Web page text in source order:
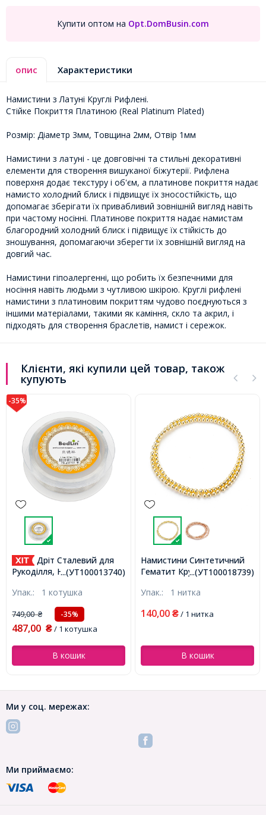
Купити оптом на Opt.DomBusin.com
опис Характеристики
Намистини з Латуні Круглі Рифлені.
Стійке Покриття Платиною (Real Platinum Plated)
Розмір: Діаметр 3мм, Товщина 2мм, Отвір 1мм
Намистини з латуні - це довговічні та стильні декоративні
елементи для створення вишуканої біжутерії. Рифлена
поверхня додає текстуру і об'єм, а платинове покриття надає
намисто холодний блиск і підвищує їх зносостійкість, що
допомагає зберігати їх привабливий зовнішній вигляд навіть
при частому носінні. Платинове покриття надає намистам
благородний холодний блиск і підвищує їх стійкість до
зношування, допомагаючи зберегти їх зовнішній вигляд на
довгий час.
Намистини гіпоалергенні, що робить їх безпечними для
носіння навіть людьми з чутливою шкірою. Круглі рифлені
намистини з платиновим покриттям чудово поєднуються з
іншими матеріалами, такими як каміння, скло та акрил, і
підходять для створення браслетів, намист і сережок.
Клієнти, які купили цей товар, також
купують
-35%
...(УТ100013740)
Дріт Сталевий для
Рукоділля, Нержавіюча
800м/котушка,
(УТ100013740)
Упак.: 1 котушка
749,00₴ -35%
487,00 ₴/ 1 котушка
В кошик
...(УТ100018739)
Намистини Синтетичний
Гематит Круглі Гальваніка,
близько 124шт/38см/нитка,
Упак.: 1 нитка
140,00 ₴/ 1 нитка
В кошик
Ми у соц. мережах:
Ми приймаємо: